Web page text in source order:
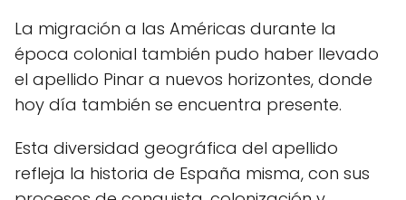
La migración a las Américas durante la
época colonial también pudo haber llevado
el apellido Pinar a nuevos horizontes, donde
hoy día también se encuentra presente.
Esta diversidad geográfica del apellido
refleja la historia de España misma, con sus